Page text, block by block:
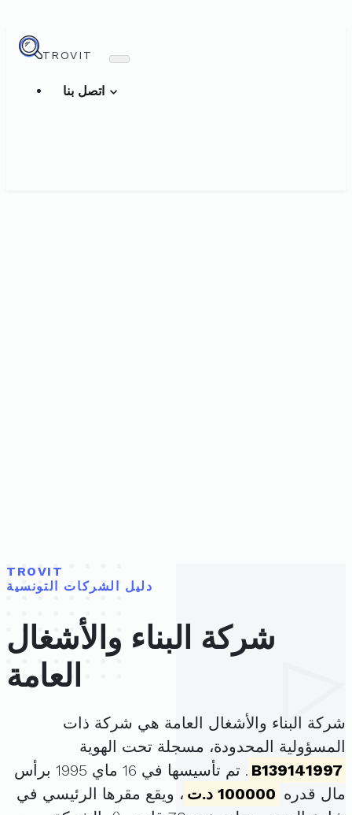
TROVIT
TROVIT
دليل الشركات التونسية
شركة البناء والأشغال
العامة
شركة البناء والأشغال العامة هي شركة ذات
المسؤولية المحدودة، مسجلة تحت الهوية
B139141997
. تم تأسيسها في 16 ماي 1995 برأس
مال قدره 100000 د.ت
، ويقع مقرها الرئيسي في